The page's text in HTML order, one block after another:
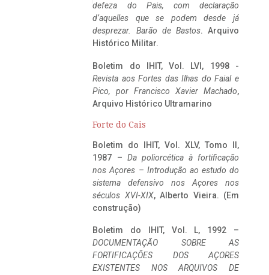
defeza do Pais, com declaração
d’aquelles que se podem desde já
desprezar. Barão de Bastos. Arquivo
Histórico Militar.
Boletim do IHIT, Vol. LVI, 1998 -
Revista aos Fortes das Ilhas do Faial e
Pico, por Francisco Xavier Machado,
Arquivo Histórico Ultramarino
Forte do Cais
Boletim do IHIT, Vol. XLV, Tomo II,
1987 – Da poliorcética à fortificação
nos Açores – Introdução ao estudo do
sistema defensivo nos Açores nos
séculos XVI-XIX, Alberto Vieira. (Em
construção)
Boletim do IHIT, Vol. L, 1992 –
DOCUMENTAÇÃO SOBRE AS
FORTIFICAÇÕES DOS AÇORES
EXISTENTES NOS ARQUIVOS DE